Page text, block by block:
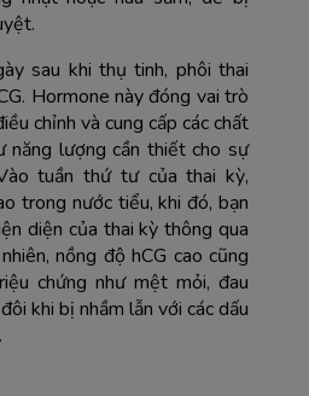
sau khi thụ tinh, phôi thai
Hormone này đóng vai trò
chỉnh và cung cấp các chất
năng lượng cần thiết cho sự
tuần thứ tư của thai kỳ,
trong nước tiểu, khi đó, bạn
diện của thai kỳ thông qua
nồng độ hCG cao cũng
chứng như mệt mỏi, đau
khi bị nhầm lẫn với các dấu